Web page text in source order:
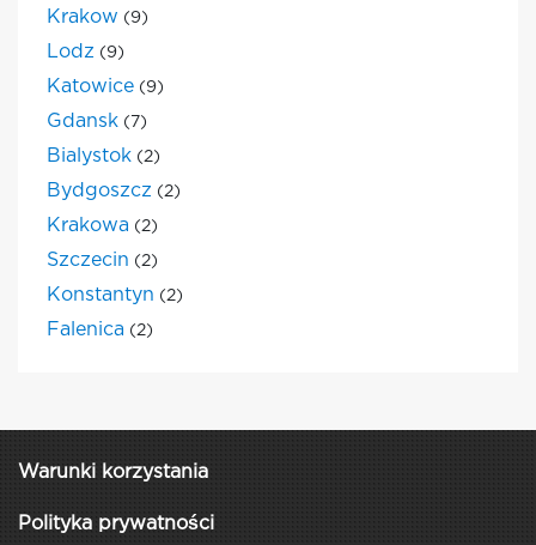
Krakow (9)
Lodz (9)
Katowice (9)
Gdansk (7)
Bialystok (2)
Bydgoszcz (2)
Krakowa (2)
Szczecin (2)
Konstantyn (2)
Falenica (2)
Warunki korzystania
Polityka prywatności